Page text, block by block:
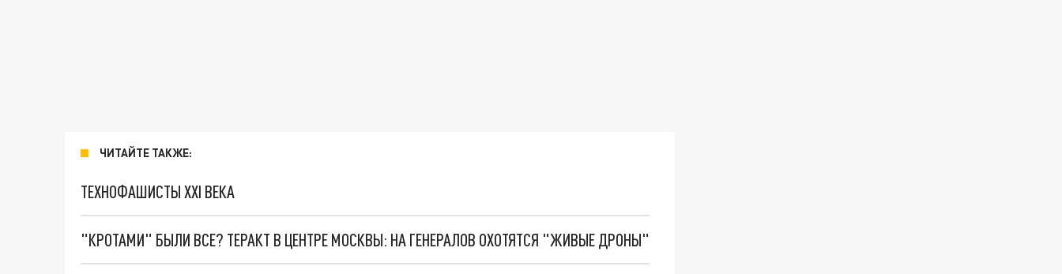
ЧИТАЙТЕ ТАКЖЕ:
ТЕХНОФАШИСТЫ XXI ВЕКА
"КРОТАМИ" БЫЛИ ВСЕ? ТЕРАКТ В ЦЕНТРЕ МОСКВЫ: НА ГЕНЕРАЛОВ ОХОТЯТСЯ "ЖИВЫЕ ДРОНЫ"